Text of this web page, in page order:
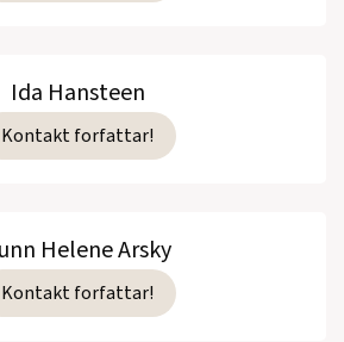
Ida Hansteen
Kontakt forfattar!
Helene Arsky
Kontakt forfattar!